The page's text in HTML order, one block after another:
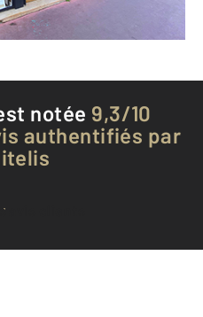
à l'agence
notée 9,3/10
authentifiés par
avis clients